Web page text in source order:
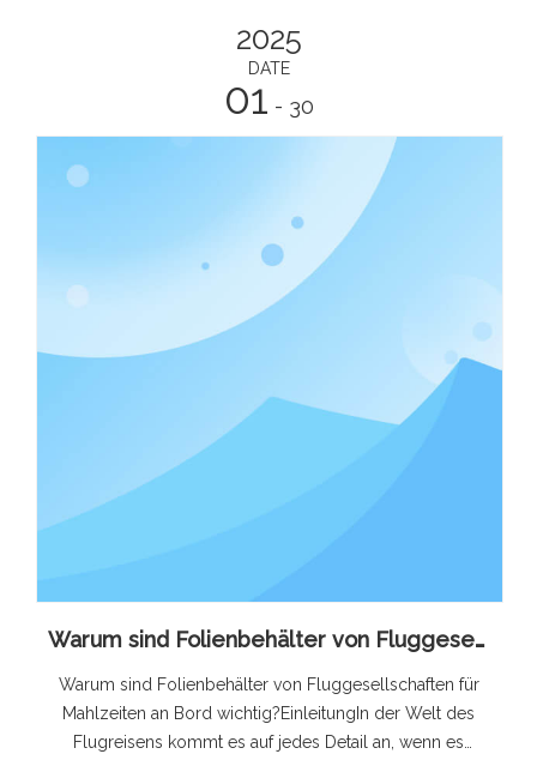
2025
DATE
01 - 30
Warum sind Folienbehälter von Fluggesellschaften für Mahlzeiten an Bord wichtig?
Warum sind Folienbehälter von Fluggesellschaften für
Mahlzeiten an Bord wichtig?EinleitungIn der Welt des
Flugreisens kommt es auf jedes Detail an, wenn es